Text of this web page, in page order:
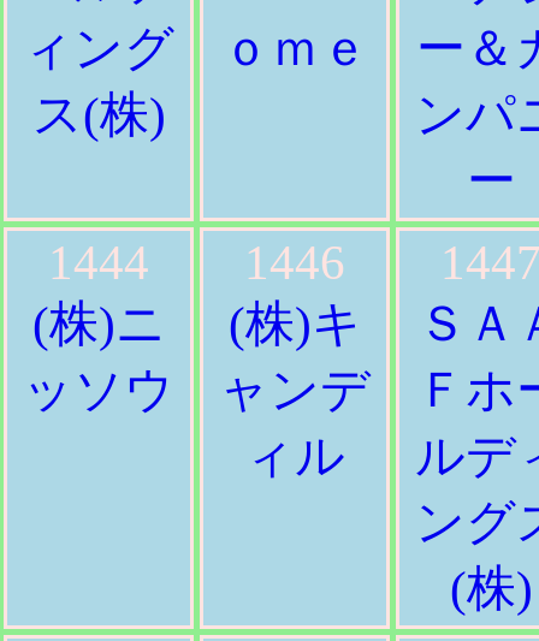
ィング
ス(株)
ｏｍｅ
ー＆
ンパ
ー
1444
(株)ニ
ッソウ
1446
(株)キ
ャンデ
ィル
ＳＡ
Ｆホ
ルデ
ング
(株)